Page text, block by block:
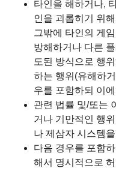
타인을 해하거나,
인을 괴롭히기 위
그밖에 타인의 게
방해하거나 다른
도된 방식으로 행
하는 행위(유해하
우를 포함하되 이
관련 법률 및/또는
거나 기만적인 행
나 제삼자 시스템
다음 경우를 포함
해서 명시적으로